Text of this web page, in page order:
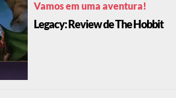
Vamos em uma aventura!
Legacy: Review de The Hobbit